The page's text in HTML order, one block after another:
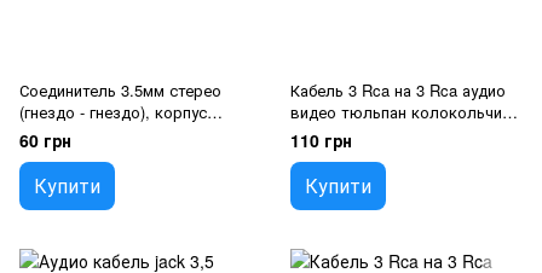
Соединитель 3.5мм стерео
(гнездо - гнездо), корпус
пластик
60 грн
Купити
Кабель 3 Rca на 3 Rca аудио
видео тюльпан колокольчики
4,6 м
110 грн
Купити